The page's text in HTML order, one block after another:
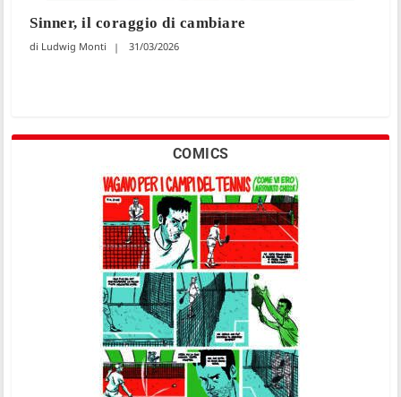
Sinner, il coraggio di cambiare
Ludwig Monti 31/03/2026
COMICS